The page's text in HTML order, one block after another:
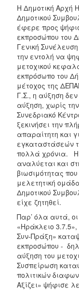
2019
2018
2017
2016
2015
2013
2012
2011
2010
2006
ΔΗΜΟΤΗΣ
ΕΠΙΣΚΕΠΤΗΣ
ΗΡΑΚΛΕΙΟ
Η Δημοτική Αρχή
Δημοτικού
έφερε προς
εκπροσώπου του
Γενική
την εντολή να
μετοχικού
εκπρόσωπο του
μέτοχος της
Γ.Σ., η αύξηση
αύξηση, χωρίς την
Συνεδριακό
ξεκινήσει την
απαραίτητη και
εγκαταστάσεών
πολλά χρόνια. Η
αναλύεται και
βιωσιμότητας
μελετητική
Δημοτικού
είχε ζητηθεί.
Παρ’ όλα αυτά,
«Ηράκλειο
Συν-Πράξη»
εκπροσώπου -
αύξηση του
Συσπείρωση
πολιτικών
Αξίζει» ψήφισε